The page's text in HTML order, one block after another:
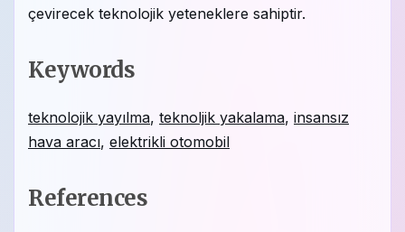
çevirecek teknolojik yeteneklere sahiptir.
Keywords
teknolojik yayılma, teknoljik yakalama, insansız
hava aracı, elektrikli otomobil
References